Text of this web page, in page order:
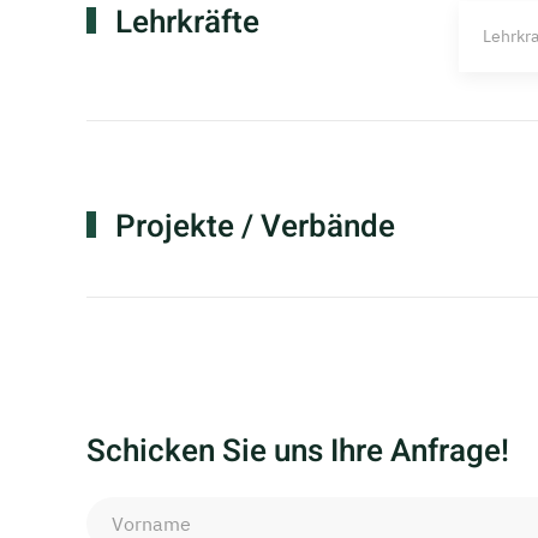
Lehrkräfte
Projekte / Verbände
Schicken Sie uns Ihre Anfrage!